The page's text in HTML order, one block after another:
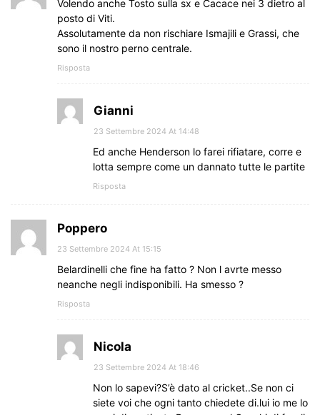
Volendo anche Tosto sulla sx e Cacace nei 3 dietro al
posto di Viti.
Assolutamente da non rischiare Ismajili e Grassi, che
sono il nostro perno centrale.
Risposta
Gianni
23 Settembre 2024 At 14:48
Ed anche Henderson lo farei rifiatare, corre e
lotta sempre come un dannato tutte le partite
Risposta
Poppero
23 Settembre 2024 At 15:15
Belardinelli che fine ha fatto ? Non l avrte messo
neanche negli indisponibili. Ha smesso ?
Risposta
Nicola
23 Settembre 2024 At 18:46
Non lo sapevi?S’è dato al cricket..Se non ci
siete voi che ogni tanto chiedete di.lui io me lo